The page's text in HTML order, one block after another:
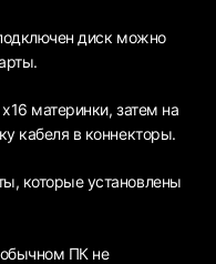
диск можно
материнки, затем на
кабеля в коннекторы.
которые установлены
ПК не